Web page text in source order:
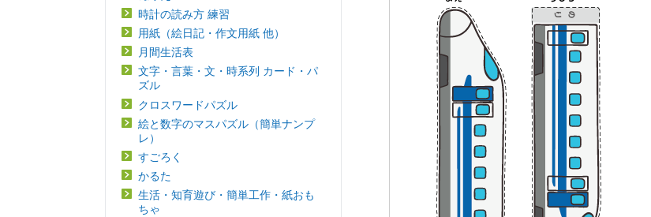
時計の読み方 練習
用紙（絵日記・作文用紙 他）
月間生活表
文字・言葉・文・時系列 カード・パ
ズル
クロスワードパズル
絵と数字のマスパズル（簡単ナンプ
レ）
すごろく
かるた
生活・知育遊び・簡単工作・紙おも
ちゃ